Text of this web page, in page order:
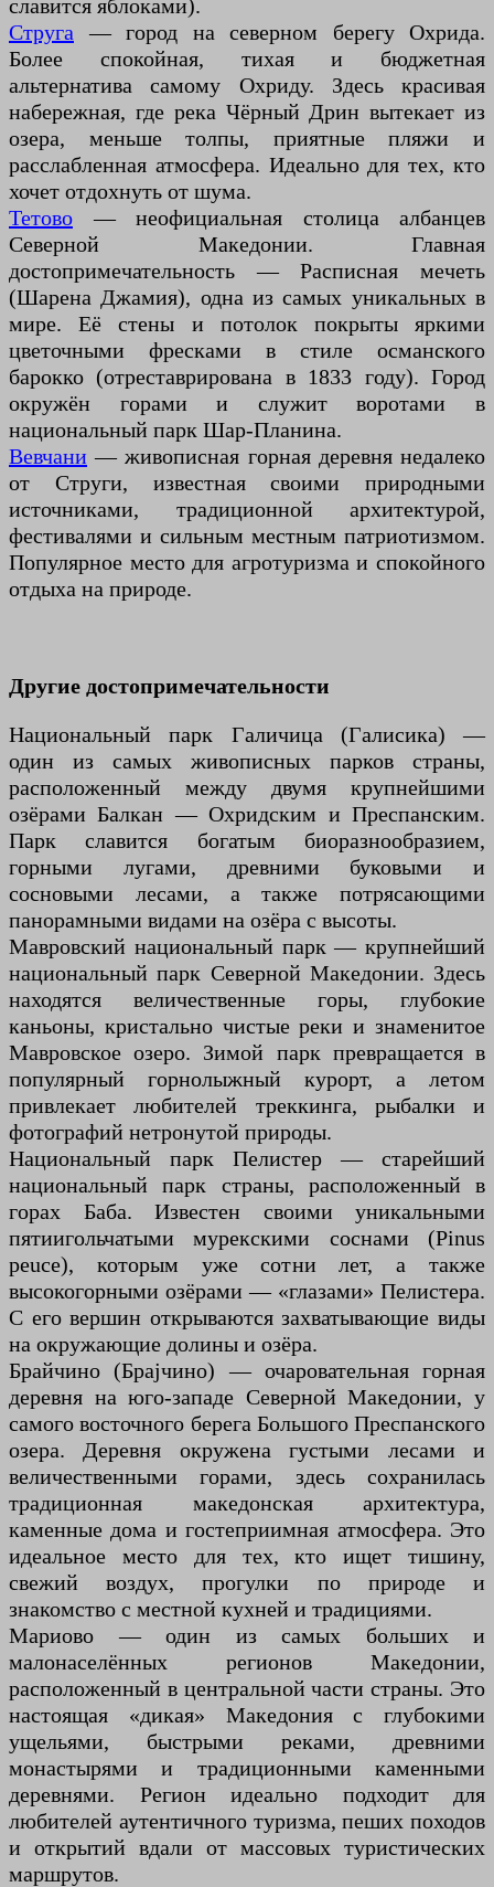
славится яблоками).
Струга — город на северном берегу Охрида.
Более спокойная, тихая и бюджетная
альтернатива самому Охриду. Здесь красивая
набережная, где река Чёрный Дрин вытекает из
озера, меньше толпы, приятные пляжи и
расслабленная атмосфера. Идеально для тех, кто
хочет отдохнуть от шума.
Тетово — неофициальная столица албанцев
Северной Македонии. Главная
достопримечательность — Расписная мечеть
(Шарена Джамия), одна из самых уникальных в
мире. Её стены и потолок покрыты яркими
цветочными фресками в стиле османского
барокко (отреставрирована в 1833 году). Город
окружён горами и служит воротами в
национальный парк Шар-Планина.
Вевчани — живописная горная деревня недалеко
от Струги, известная своими природными
источниками, традиционной архитектурой,
фестивалями и сильным местным патриотизмом.
Популярное место для агротуризма и спокойного
отдыха на природе.
Другие достопримечательности
Национальный парк Галичица (Галисика) —
один из самых живописных парков страны,
расположенный между двумя крупнейшими
озёрами Балкан — Охридским и Преспанским.
Парк славится богатым биоразнообразием,
горными лугами, древними буковыми и
сосновыми лесами, а также потрясающими
панорамными видами на озёра с высоты.
Мавровский национальный парк — крупнейший
национальный парк Северной Македонии. Здесь
находятся величественные горы, глубокие
каньоны, кристально чистые реки и знаменитое
Мавровское озеро. Зимой парк превращается в
популярный горнолыжный курорт, а летом
привлекает любителей треккинга, рыбалки и
фотографий нетронутой природы.
Национальный парк Пелистер — старейший
национальный парк страны, расположенный в
горах Баба. Известен своими уникальными
пятиигольчатыми мурекскими соснами (Pinus
peuce), которым уже сотни лет, а также
высокогорными озёрами — «глазами» Пелистера.
С его вершин открываются захватывающие виды
на окружающие долины и озёра.
Брайчино (Брајчино) — очаровательная горная
деревня на юго-западе Северной Македонии, у
самого восточного берега Большого Преспанского
озера. Деревня окружена густыми лесами и
величественными горами, здесь сохранилась
традиционная македонская архитектура,
каменные дома и гостеприимная атмосфера. Это
идеальное место для тех, кто ищет тишину,
свежий воздух, прогулки по природе и
знакомство с местной кухней и традициями.
Мариово — один из самых больших и
малонаселённых регионов Македонии,
расположенный в центральной части страны. Это
настоящая «дикая» Македония с глубокими
ущельями, быстрыми реками, древними
монастырями и традиционными каменными
деревнями. Регион идеально подходит для
любителей аутентичного туризма, пеших походов
и открытий вдали от массовых туристических
маршрутов.